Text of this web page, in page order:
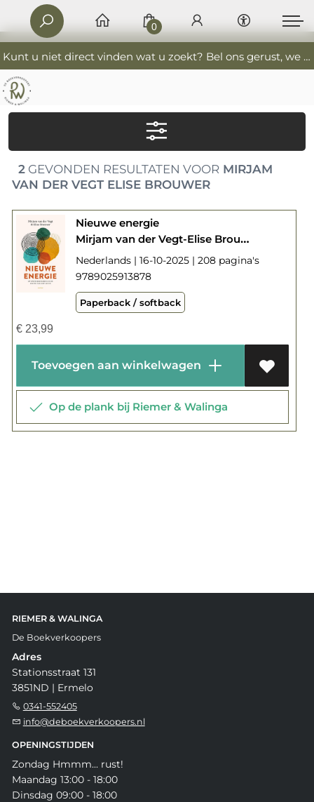
Kunt u niet direct vinden wat u zoekt? Bel ons gerust, we helpen u graag. 0341-552405 De Boekverkoopers
0
2GEVONDEN RESULTATEN VOORMIRJAM
VAN DER VEGT ELISE BROUWER
Nieuwe energie
Mirjam van der Vegt-Elise Brouwer
Nederlands | 16-10-2025 | 208 pagina's
9789025913878
Paperback / softback
€23,99
Toevoegen aan winkelwagen
Op de plank bij Riemer & Walinga
RIEMER & WALINGA
De Boekverkoopers
Adres
Stationsstraat 131
3851ND | Ermelo
0341-552405
info@deboekverkoopers.nl
OPENINGSTIJDEN
Zondag Hmmm... rust!
Maandag 13:00 - 18:00
Dinsdag 09:00 - 18:00